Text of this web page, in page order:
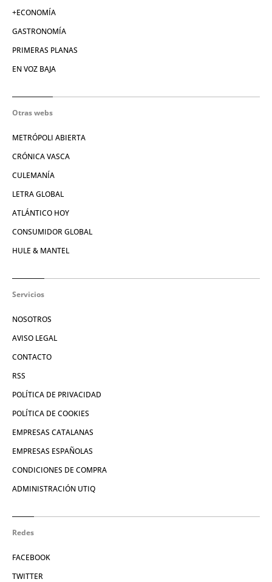
+ECONOMÍA
GASTRONOMÍA
PRIMERAS PLANAS
EN VOZ BAJA
Otras webs
METRÓPOLI ABIERTA
CRÓNICA VASCA
CULEMANÍA
LETRA GLOBAL
ATLÁNTICO HOY
CONSUMIDOR GLOBAL
HULE & MANTEL
Servicios
NOSOTROS
AVISO LEGAL
CONTACTO
RSS
POLÍTICA DE PRIVACIDAD
POLÍTICA DE COOKIES
EMPRESAS CATALANAS
EMPRESAS ESPAÑOLAS
CONDICIONES DE COMPRA
ADMINISTRACIÓN UTIQ
Redes
FACEBOOK
TWITTER